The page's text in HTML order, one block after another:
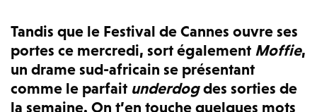
Tandis que le Festival de Cannes ouvre ses
portes ce mercredi, sort également Moffie,
un drame sud-africain se présentant
comme le parfait underdogdes sorties de
la semaine. On t’en touche quelques mots